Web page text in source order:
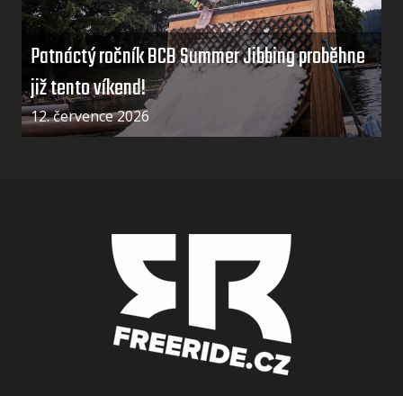
Patnáctý ročník BCB Summer Jibbing proběhne
již tento víkend!
12. července 2026